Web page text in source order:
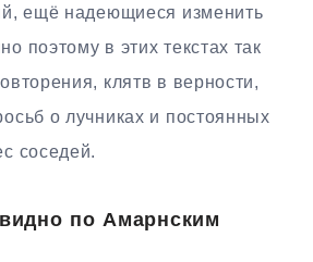
ещё надеющиеся изменить
поэтому в этих текстах так
клятв в верности,
о лучниках и постоянных
соседей.
по Амарнским